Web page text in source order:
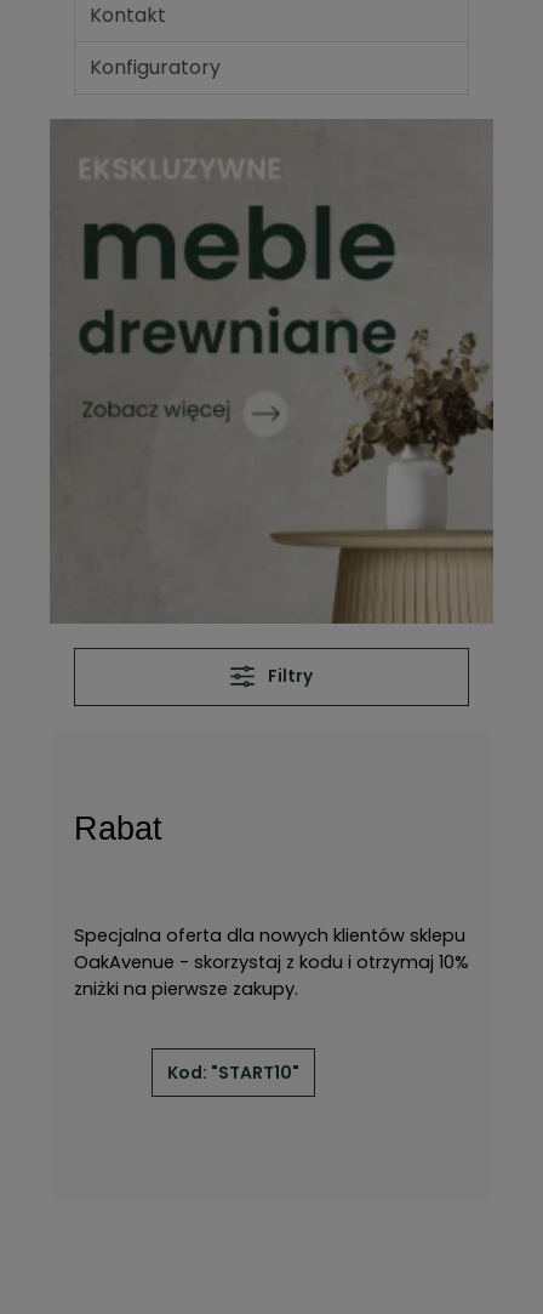
Kontakt
Konfiguratory
Filtry
Rabat
Specjalna oferta dla nowych klientów sklepu
OakAvenue - skorzystaj z kodu i otrzymaj 10%
zniżki na pierwsze zakupy.
Kod: "START10"